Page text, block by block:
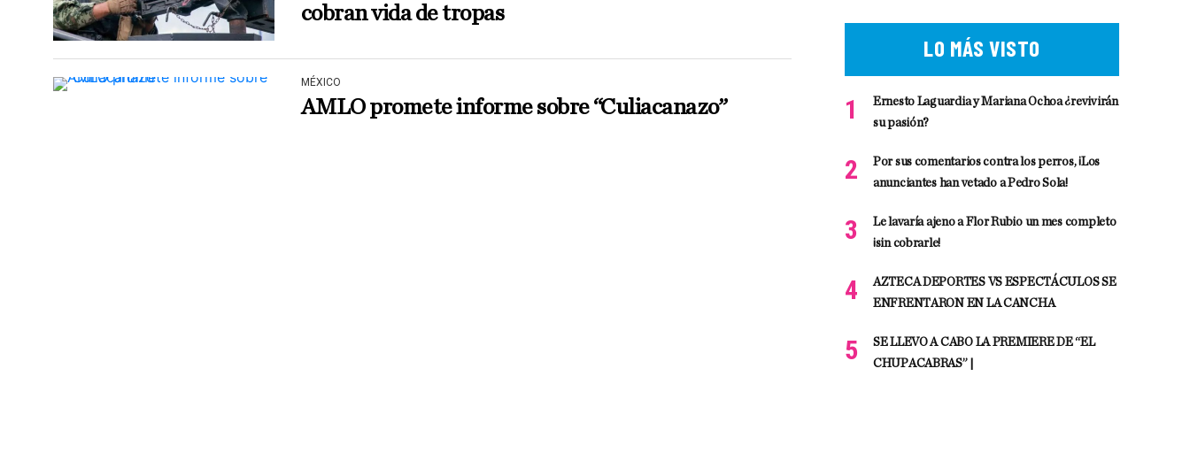
cobran vida de tropas
MÉXICO
AMLO promete informe sobre “Culiacanazo”
LO MÁS VISTO
Ernesto Laguardia y Mariana Ochoa ¿revivirán
su pasión?
Por sus comentarios contra los perros, ¡Los
anunciantes han vetado a Pedro Sola!
Le lavaría ajeno a Flor Rubio un mes completo
¡sin cobrarle!
AZTECA DEPORTES VS ESPECTÁCULOS SE
ENFRENTARON EN LA CANCHA
SE LLEVO A CABO LA PREMIERE DE “EL
CHUPACABRAS” |